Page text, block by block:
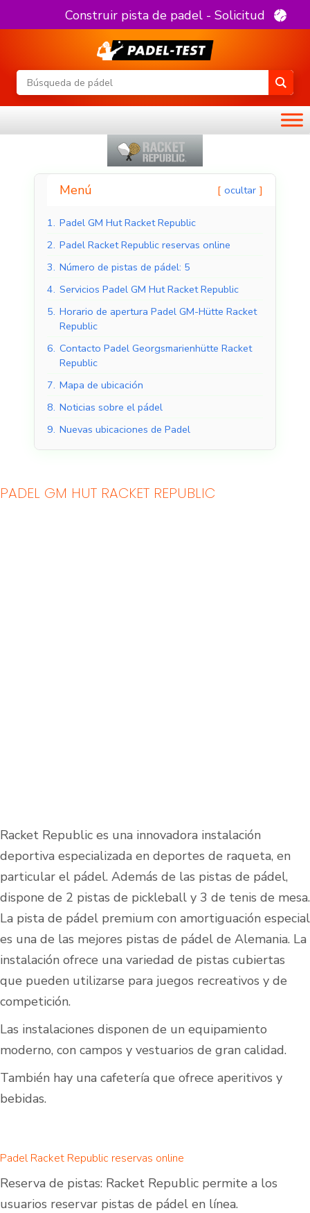
Construir pista de padel - Solicitud
Menú ocultar
1. Padel GM Hut Racket Republic
2. Padel Racket Republic reservas online
3. Número de pistas de pádel: 5
4. Servicios Padel GM Hut Racket Republic
5. Horario de apertura Padel GM-Hütte Racket
Republic
6. Contacto Padel Georgsmarienhütte Racket
Republic
7. Mapa de ubicación
8. Noticias sobre el pádel
9. Nuevas ubicaciones de Padel
PADEL GM HUT RACKET REPUBLIC
Racket Republic es una innovadora instalación
deportiva especializada en deportes de raqueta, en
particular el pádel. Además de las pistas de pádel,
dispone de 2 pistas de pickleball y 3 de tenis de mesa.
La pista de pádel premium con amortiguación especial
es una de las mejores pistas de pádel de Alemania. La
instalación ofrece una variedad de pistas cubiertas
que pueden utilizarse para juegos recreativos y de
competición.
Las instalaciones disponen de un equipamiento
moderno, con campos y vestuarios de gran calidad.
También hay una cafetería que ofrece aperitivos y
bebidas.
Padel Racket Republic reservas online
Reserva de pistas: Racket Republic permite a los
usuarios reservar pistas de pádel en línea.